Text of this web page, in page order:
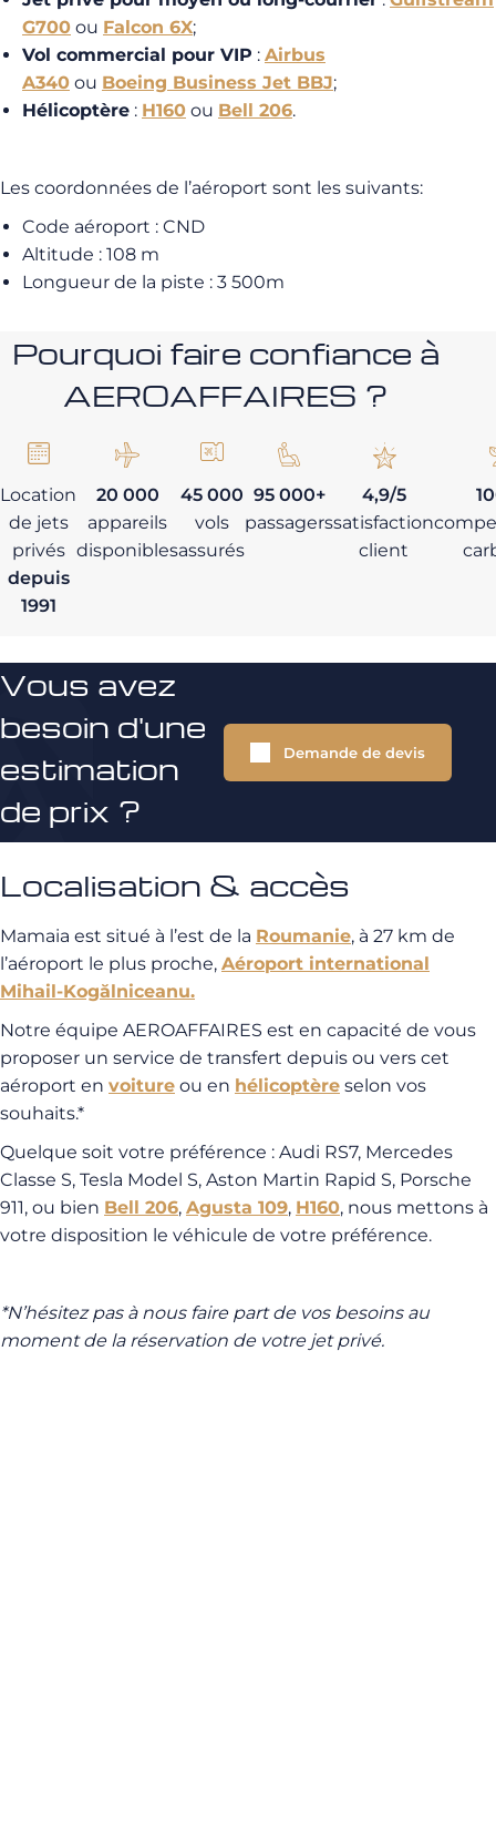
G700 ou Falcon 6X;
Vol commercial pour VIP : Airbus
A340 ou Boeing Business Jet BBJ;
Hélicoptère : H160 ou Bell 206.
Les coordonnées de l’aéroport sont les suivants:
Code aéroport : CND
Altitude : 108 m
Longueur de la piste : 3 500m
Pourquoi faire confiance à
AEROAFFAIRES ?
Location
de jets
privés
depuis
1991
20 000
appareils
disponibles
45 000
vols
assurés
95 000+
passagers
4,9/5
satisfaction
client
Vous avez
besoin d'une
estimation
de prix ?
Demande de devis
Localisation & accès
Mamaia est situé à l’est de la Roumanie, à 27 km de
l’aéroport le plus proche, Aéroport international
Mihail-Kogălniceanu.
Notre équipe AEROAFFAIRES est en capacité de vous
proposer un service de transfert depuis ou vers cet
aéroport en voiture ou en hélicoptère selon vos
souhaits.*
Quelque soit votre préférence : Audi RS7, Mercedes
Classe S, Tesla Model S, Aston Martin Rapid S, Porsche
911, ou bien Bell 206, Agusta 109, H160, nous mettons à
votre disposition le véhicule de votre préférence.
*N’hésitez pas à nous faire part de vos besoins au
moment de la réservation de votre jet privé.